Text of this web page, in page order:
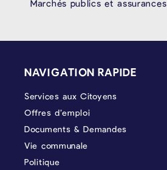
Marchés publics et assurances
NAVIGATION RAPIDE
Services aux Citoyens
Offres d’emploi
Documents & Demandes
Vie communale
Politique